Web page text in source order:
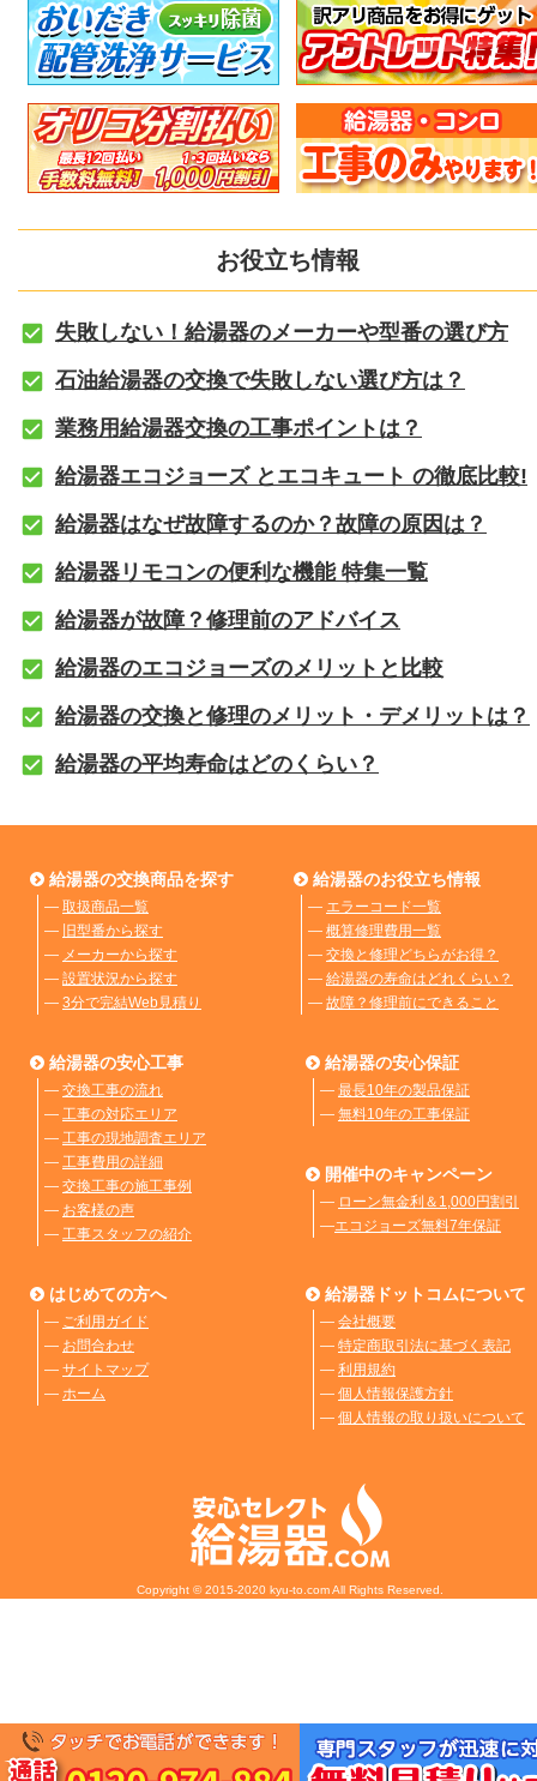
お役立ち情報
失敗しない！給湯器のメーカーや型番の選び方
石油給湯器の交換で失敗しない選び方は？
業務用給湯器交換の工事ポイントは？
給湯器エコジョーズ とエコキュート の徹底比較!
給湯器はなぜ故障するのか？故障の原因は？
給湯器リモコンの便利な機能 特集一覧
給湯器が故障？修理前のアドバイス
給湯器のエコジョーズのメリットと比較
給湯器の交換と修理のメリット・デメリットは？
給湯器の平均寿命はどのくらい？
給湯器の交換商品を探す
― 取扱商品一覧
― 旧型番から探す
― メーカーから探す
― 設置状況から探す
― 3分で完結Web見積り
給湯器のお役立ち情報
― エラーコード一覧
― 概算修理費用一覧
― 交換と修理どちらがお得？
― 給湯器の寿命はどれくらい？
― 故障？修理前にできること
給湯器の安心工事
― 交換工事の流れ
― 工事の対応エリア
― 工事の現地調査エリア
― 工事費用の詳細
― 交換工事の施工事例
― お客様の声
― 工事スタッフの紹介
給湯器の安心保証
― 最長10年の製品保証
― 無料10年の工事保証
開催中のキャンペーン
― ローン無金利＆1,000円割引
―エコジョーズ無料7年保証
はじめての方へ
― ご利用ガイド
― お問合わせ
― サイトマップ
― ホーム
給湯器ドットコムについて
― 会社概要
― 特定商取引法に基づく表記
― 利用規約
― 個人情報保護方針
― 個人情報の取り扱いについて
Copyright © 2015-2020 kyu-to.com All Rights Reserved.